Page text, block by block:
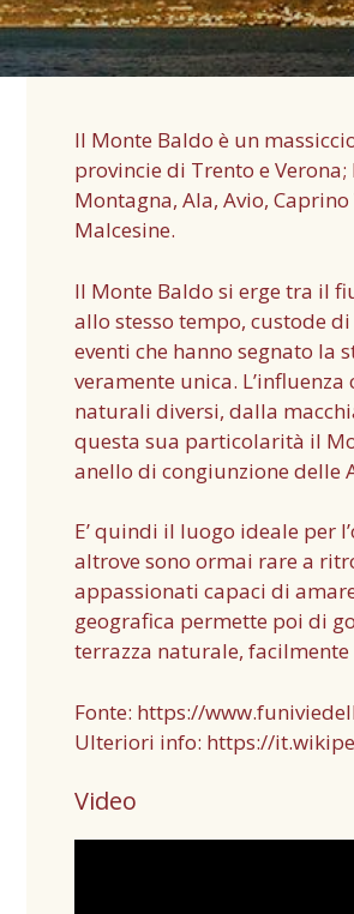
Il Monte Baldo è un
provincie di Trento e
Montagna, Ala, Avio,
Malcesine.
Il Monte Baldo si erge tra il
allo stesso tempo, custode
eventi che hanno segnato
veramente unica.
naturali diversi, dalla
questa sua particolarità il
anello di congiunzione delle
E’ quindi il luogo ideale per
altrove sono ormai rare a
appassionati capaci di
geografica permette poi di
terrazza naturale,
Fonte: https://
Ulteriori info: https://
Video